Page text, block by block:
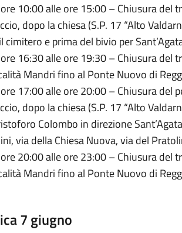
10:00 alle ore 15:00 – Chiusura del
dopo la chiesa (S.P. 17 “Alto
cimitero e prima del bivio per
16:30 alle ore 19:30 – Chiusura del
Mandri fino al Ponte Nuovo di
17:00 alle ore 20:00 – Chiusura del
dopo la chiesa (S.P. 17 “Alto
Colombo in direzione
via della Chiesa Nuova, via del
20:00 alle ore 23:00 – Chiusura del
Mandri fino al Ponte Nuovo di
7 giugno